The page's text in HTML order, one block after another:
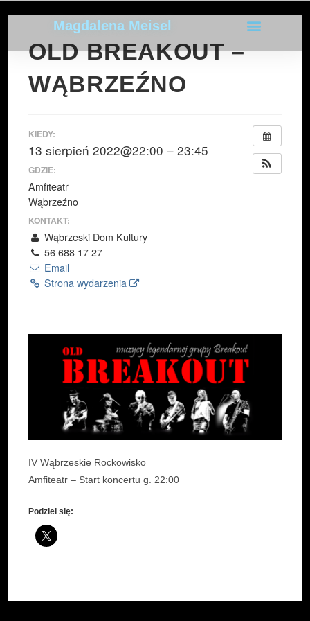
Magdalena Meisel
OLD BREAKOUT –
WĄBRZEŹNO
KIEDY:
13 sierpień 2022@22:00 – 23:45
GDZIE:
Amfiteatr
Wąbrzeźno
KONTAKT:
Wąbrzeski Dom Kultury
56 688 17 27
Email
Strona wydarzenia
IV Wąbrzeskie Rockowisko
Amfiteatr – Start koncertu g. 22:00
Podziel się: